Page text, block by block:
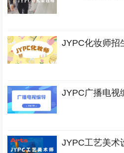
JYPC化妆师招
JYPC广播电视
JYPC工艺美术